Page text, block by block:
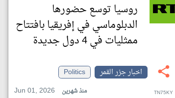
روسيا توسع حضورها
الدبلوماسي في إفريقيا بافتتاح
ممثليات في 4 دول جديدة
اخبار جزر القمر
Politics
Jun 01, 2026
منذ شهرين TN75KY